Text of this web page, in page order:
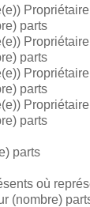
parts
parts
parts
parts
parts
où
(nombre)